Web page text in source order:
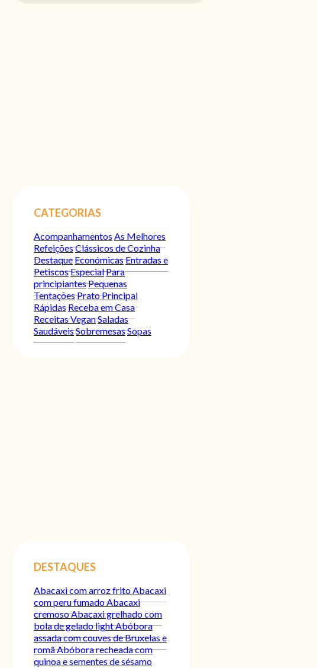
CATEGORIAS
Acompanhamentos As Melhores
RefeiçõesClássicos de Cozinha
Destaque EconómicasEntradas e
PetiscosEspecialPara
principiantesPequenas
TentaçõesPrato Principal
RápidasReceba em Casa
Receitas VeganSaladas
SaudáveisSobremesasSopas
DESTAQUES
Abacaxi com arroz fritoAbacaxi
com peru fumadoAbacaxi
cremosoAbacaxi grelhado com
bola de gelado lightAbóbora
assada com couves de Bruxelas e
romãAbóbora recheada com
quinoa e sementes de sésamo